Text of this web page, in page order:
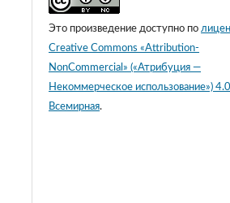
Это произведение доступно по
Creative Commons «Attribution-
NonCommercial» («Атрибуция —
Некоммерческое использование») 4.0
Всемирная.